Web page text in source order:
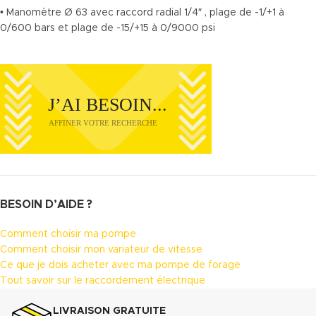
BESOIN D’AIDE ?
Comment choisir ma pompe
Comment choisir mon variateur de vitesse
Ce que je dois acheter avec ma pompe de forage
Tout savoir sur le raccordement électrique
• Manomètre Ø 63 avec raccord radial 1/4″ , plage de -1/+1 à
0/600 bars et plage de -15/+15 à 0/9000 psi
LIVRAISON GRATUITE